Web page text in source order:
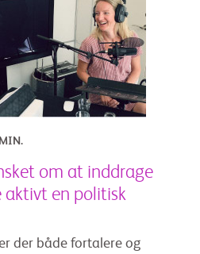
om at inddrage
aktivt en politisk
der både fortalere og